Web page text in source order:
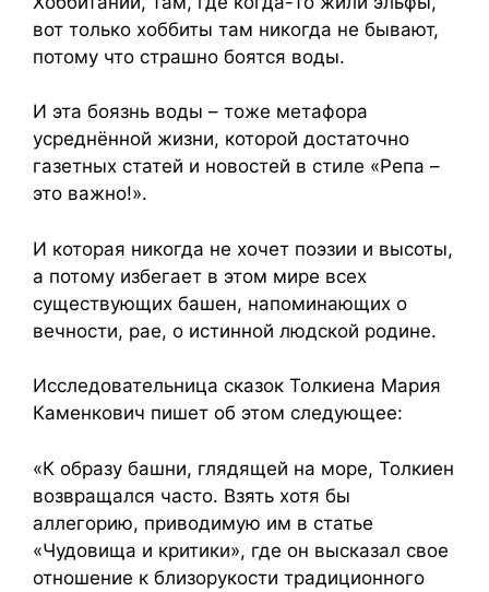
вот только хоббиты там никогда не бывают,
потому что страшно боятся воды.
И эта боязнь воды – тоже метафора
усреднённой жизни, которой достаточно
газетных статей и новостей в стиле «Репа –
это важно!».
И которая никогда не хочет поэзии и высоты,
а потому избегает в этом мире всех
существующих башен, напоминающих о
вечности, рае, о истинной людской родине.
Исследовательница сказок Толкиена Мария
Каменкович пишет об этом следующее:
«К образу башни, глядящей на море, Толкиен
возвращался часто. Взять хотя бы
аллегорию, приводимую им в статье
«Чудовища и критики», где он высказал свое
отношение к близорукости традиционного